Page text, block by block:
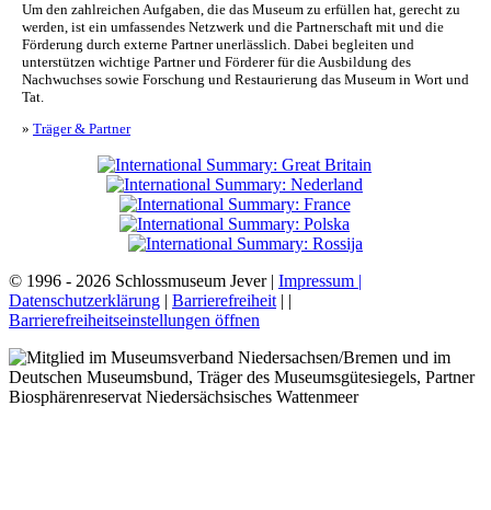
Um den zahlreichen Aufgaben, die das Museum zu erfüllen hat, gerecht zu
werden, ist ein umfassendes Netzwerk und die Partnerschaft mit und die
Förderung durch externe Partner unerlässlich. Dabei begleiten und
unterstützen wichtige Partner und Förderer für die Ausbildung des
Nachwuchses sowie Forschung und Restaurierung das Museum in Wort und
Tat.
» Träger & Partner
© 1996 - 2026 Schlossmuseum Jever | Impressum |
Datenschutzerklärung | Barrierefreiheit | |
Barrierefreiheitseinstellungen öffnen